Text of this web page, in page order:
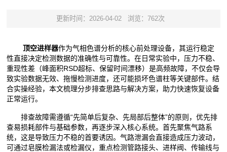
更新时间：2026-04-02 浏览：762次
顶空进样器作为气相色谱分析的核心前处理设备，其运行稳定
性直接决定检测数据的准确性与可靠性。在日常实验中，压力不稳、
重现性差（峰面积RSD超标、保留时间漂移）是高频故障，不仅会导
致实验数据无效、拖慢检测进度，还可能损坏色谱柱等关键部件。结
合实操经验，本文梳理分步排查思路与解决方案，助力快速恢复设备
正常运行。
排查故障需遵循“先简单后复杂、先局部后整体”的原则，优先排
查易损耗部件与基础参数，再逐步深入核心系统。首先聚焦气路系
统，这是导致压力不稳的首要诱因。气路泄漏会直接造成压力波动，
可通过皂膜检漏法或检漏仪，重点检测管路接头、进样阀、传输线与